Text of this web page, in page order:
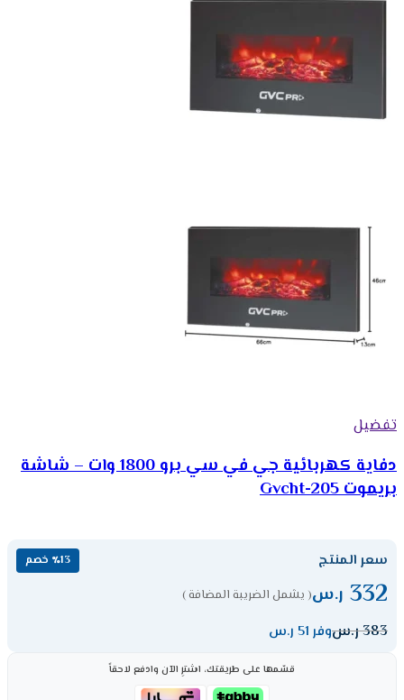
تفضيل
دفاية كهربائية جي في سي برو 1800 وات – شاشة
بريموت Gvcht-205
سعر المنتج ٪13 خصم
332 ر.س( يشمل الضريبة المضافة )
383ر.سوفر 51 ر.س
قسّمها على طريقتك، اشترِ الآن وادفع لاحقاً